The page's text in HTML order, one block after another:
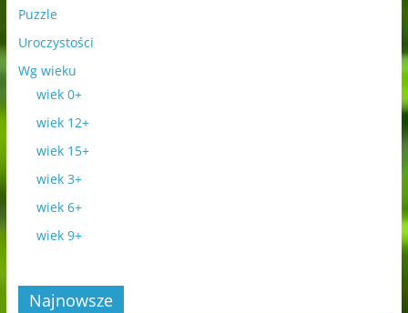
Puzzle
Uroczystości
Wg wieku
wiek 0+
wiek 12+
wiek 15+
wiek 3+
wiek 6+
wiek 9+
Najnowsze